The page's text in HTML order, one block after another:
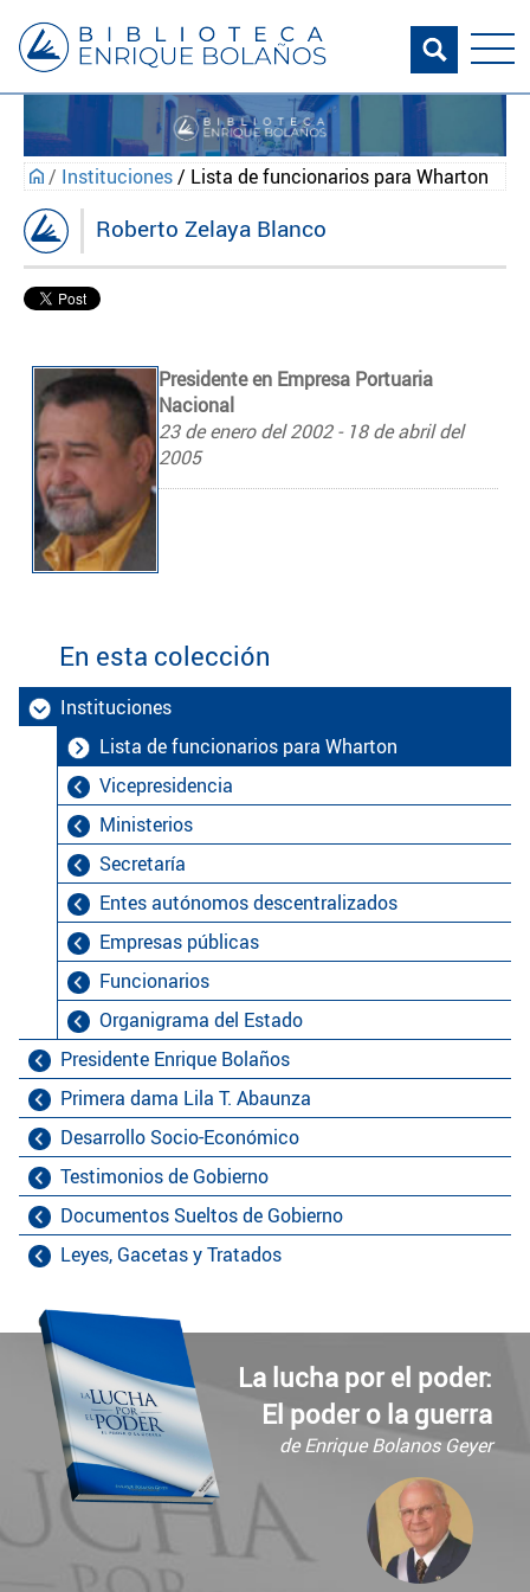
/ Instituciones/ Lista de funcionarios para Wharton
Roberto Zelaya Blanco
Presidente en Empresa Portuaria
Nacional
23 de enero del 2002 - 18 de abril del
2005
En esta colección
Instituciones
Vicepresidencia
Ministerios
Secretaría
Entes autónomos descentralizados
Empresas públicas
Funcionarios
Organigrama del Estado
Lista de funcionarios para Wharton
Presidente Enrique Bolaños
Primera dama Lila T. Abaunza
Desarrollo Socio-Económico
Testimonios de Gobierno
Documentos Sueltos de Gobierno
Leyes, Gacetas y Tratados
La lucha por el poder:
El poder o la guerra
de Enrique Bolanos Geyer